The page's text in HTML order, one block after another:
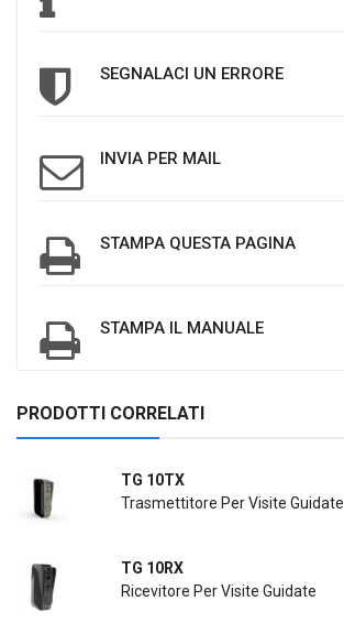
SEGNALACI UN ERRORE
INVIA PER MAIL
STAMPA QUESTA PAGINA
STAMPA IL MANUALE
PRODOTTI CORRELATI
TG 10TX
Trasmettitore Per Visite Guidate
TG 10RX
Ricevitore Per Visite Guidate